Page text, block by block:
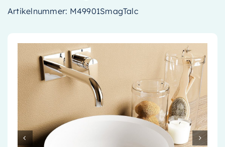
Badkamermeubels
Radiatoren
Accessoires
Installatiemateriaal
Klimaatbeheersing
PVC
Artikelnummer: M49901SmagTalc